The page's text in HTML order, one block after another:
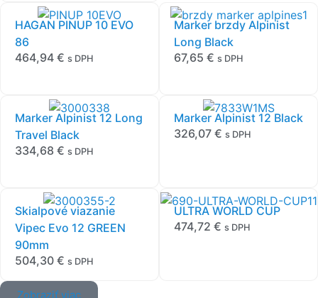
HAGAN PINUP 10 EVO
86
464,94 € s DPH
Marker brzdy Alpinist
Long Black
67,65 € s DPH
Marker Alpinist 12 Long
Travel Black
334,68 € s DPH
Marker Alpinist 12 Black
326,07 € s DPH
Skialpové viazanie
Vipec Evo 12 GREEN
90mm
504,30 € s DPH
ULTRA WORLD CUP
474,72 € s DPH
Zobraziť viac